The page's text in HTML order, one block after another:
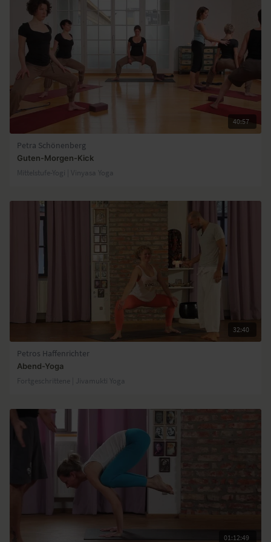
40:57
Petra Schönenberg
Guten-Morgen-Kick
Mittelstufe-Yogi | Vinyasa Yoga
32:40
Petros Haffenrichter
Abend-Yoga
Fortgeschrittene | Jivamukti Yoga
01:12:49